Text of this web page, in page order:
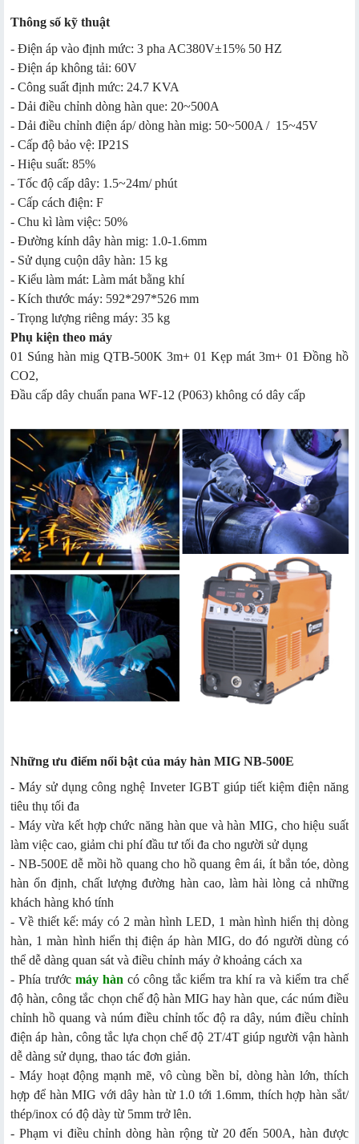
Thông số kỹ thuật
- Điện áp vào định mức: 3 pha AC380V±15% 50 HZ
- Điện áp không tải: 60V
- Công suất định mức: 24.7 KVA
- Dải điều chỉnh dòng hàn que: 20~500A
- Dải điều chỉnh điện áp/ dòng hàn mig: 50~500A / 15~45V
- Cấp độ bảo vệ: IP21S
- Hiệu suất: 85%
- Tốc độ cấp dây: 1.5~24m/ phút
- Cấp cách điện: F
- Chu kì làm việc: 50%
- Đường kính dây hàn mig: 1.0-1.6mm
- Sử dụng cuộn dây hàn: 15 kg
- Kiểu làm mát: Làm mát bằng khí
- Kích thước máy: 592*297*526 mm
- Trọng lượng riêng máy: 35 kg
Phụ kiện theo máy
01 Súng hàn mig QTB-500K 3m+ 01 Kẹp mát 3m+ 01 Đồng hồ
CO2,
Đầu cấp dây chuẩn pana WF-12 (P063) không có dây cấp
Những ưu điểm nổi bật của máy hàn MIG NB-500E
- Máy sử dụng công nghệ Inveter IGBT giúp tiết kiệm điện năng
tiêu thụ tối đa
- Máy vừa kết hợp chức năng hàn que và hàn MIG, cho hiệu suất
làm việc cao, giảm chi phí đầu tư tối đa cho người sử dụng
- NB-500E dễ mồi hồ quang cho hồ quang êm ái, ít bắn tóe, dòng
hàn ổn định, chất lượng đường hàn cao, làm hài lòng cả những
khách hàng khó tính
- Về thiết kế: máy có 2 màn hình LED, 1 màn hình hiển thị dòng
hàn, 1 màn hình hiển thị điện áp hàn MIG, do đó người dùng có
thể dễ dàng quan sát và điều chỉnh máy ở khoảng cách xa
- Phía trước máy hàn có công tắc kiểm tra khí ra và kiểm tra chế
độ hàn, công tắc chọn chế độ hàn MIG hay hàn que, các núm điều
chỉnh hồ quang và núm điều chỉnh tốc độ ra dây, núm điều chỉnh
điện áp hàn, công tắc lựa chọn chế độ 2T/4T giúp người vận hành
dễ dàng sử dụng, thao tác đơn giản.
- Máy hoạt động mạnh mẽ, vô cùng bền bỉ, dòng hàn lớn, thích
hợp để hàn MIG với dây hàn từ 1.0 tới 1.6mm, thích hợp hàn sắt/
thép/inox có độ dày từ 5mm trở lên.
- Phạm vi điều chỉnh dòng hàn rộng từ 20 đến 500A, hàn được